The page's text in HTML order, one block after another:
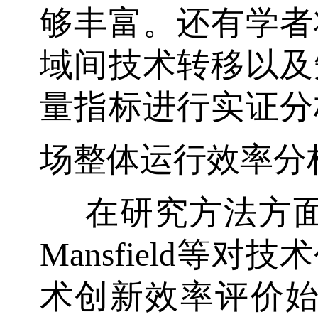
够丰富。还有学
域间技术转移以
量指标进行实证
场整体运行效率分
在研究方法方
Mansfield等对技
术创新效率评价